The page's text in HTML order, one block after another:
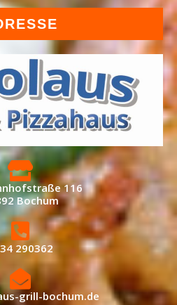
116
Bochum
290362
grill-bochum.de